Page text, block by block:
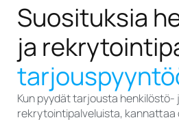
Suosituksia
ja
Kun pyydät tarjousta henkilöstö-
rekrytointipalveluista, kannattaa